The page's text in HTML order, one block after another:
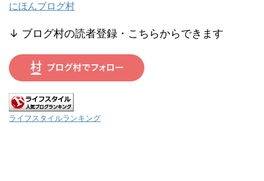
にほんブログ村
↓ ブログ村の読者登録・こちらからできます
ライフスタイルランキング